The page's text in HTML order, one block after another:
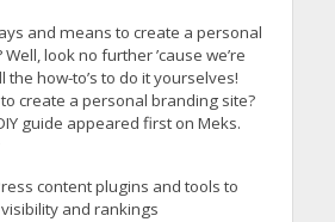
and means to create a personal
look no further ’cause we’re
the how-to’s to do it yourselves!
create a personal branding site?
guide appeared first on Meks.
content plugins and tools to
and rankings